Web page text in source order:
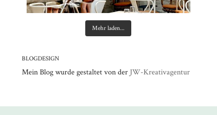
Mehr laden...
BLOGDESIGN
Mein Blog wurde gestaltet von der JW-Kreativagentur